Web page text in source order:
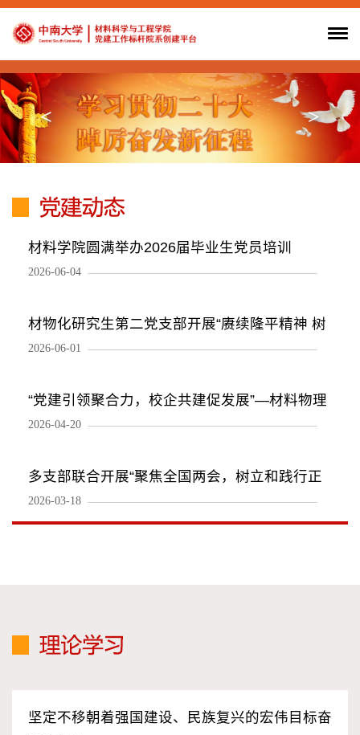
< >
材料学院圆满举办2026届毕业生党员培训
2026-06-04
材物化研究生第二党支部开展“赓续隆平精神 树
立和践行正确政绩观”主题党日活动
2026-06-01
“党建引领聚合力，校企共建促发展”—材料物理
与化学教工党支部赴湖南飞机起降系统技术研发
2026-04-20
多支部联合开展“聚焦全国两会，树立和践行正
确政绩观”专题学习
2026-03-18
坚定不移朝着强国建设、民族复兴的宏伟目标奋